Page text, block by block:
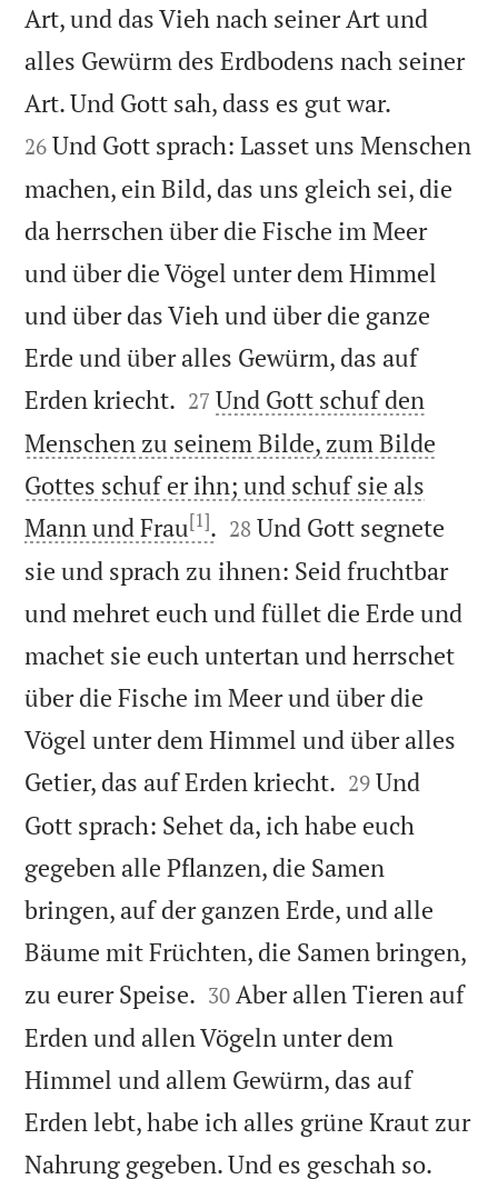
Art, und das Vieh nach seiner Art und
alles Gewürm des Erdbodens nach seiner
Art. Und Gott sah, dass es gut war.
26 Und Gott sprach: Lasset uns Menschen
machen, ein Bild, das uns gleich sei, die
da herrschen über die Fische im Meer
und über die Vögel unter dem Himmel
und über das Vieh und über die ganze
Erde und über alles Gewürm, das auf
Erden kriecht. 

27 Und Gott schuf den
Menschen zu seinem Bilde, zum Bilde
Gottes schuf er ihn; und schuf sie als
Mann und Frau[1]. 

28 Und Gott segnete
sie und sprach zu ihnen: Seid fruchtbar
und mehret euch und füllet die Erde und
machet sie euch untertan und herrschet
über die Fische im Meer und über die
Vögel unter dem Himmel und über alles
Getier, das auf Erden kriecht. 

29 Und
Gott sprach: Sehet da, ich habe euch
gegeben alle Pflanzen, die Samen
bringen, auf der ganzen Erde, und alle
Bäume mit Früchten, die Samen bringen,
zu eurer Speise. 

30 Aber allen Tieren auf
Erden und allen Vögeln unter dem
Himmel und allem Gewürm, das auf
Erden lebt, habe ich alles grüne Kraut zur
Nahrung gegeben. Und es geschah so.